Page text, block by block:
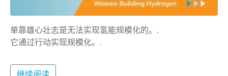
单靠雄心壮志是无法实现氢能规模化的。.
它通过行动实现规模化。.
继续阅读